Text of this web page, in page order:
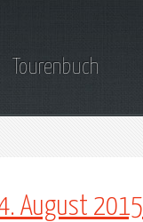
Tourenbuch
August 2015